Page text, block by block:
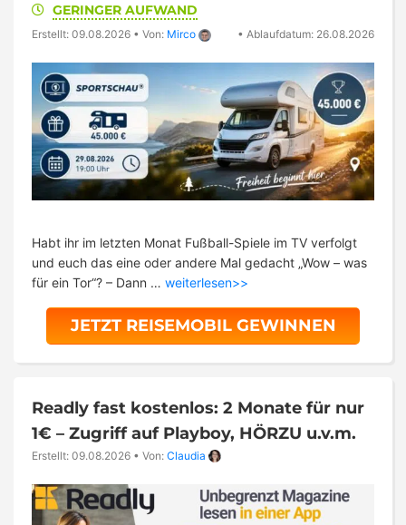
GERINGER AUFWAND
Erstellt: 09.08.2026 • Von: Mirco • Ablaufdatum: 26.08.2026
Habt ihr im letzten Monat Fußball-Spiele im TV verfolgt
und euch das eine oder andere Mal gedacht „Wow – was
für ein Tor“? – Dann … weiterlesen>>
JETZT REISEMOBIL GEWINNEN
Readly fast kostenlos: 2 Monate für nur
1€ – Zugriff auf Playboy, HÖRZU u.v.m.
Erstellt: 09.08.2026 • Von: Claudia